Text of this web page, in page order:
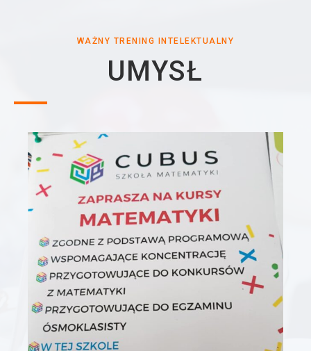
WAŻNY TRENING INTELEKTUALNY
UMYSŁ